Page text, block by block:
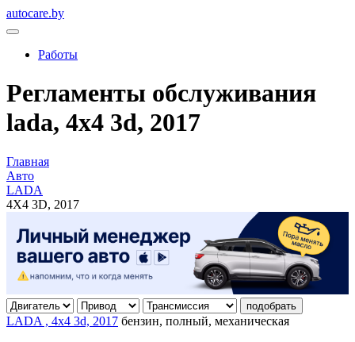
autocare.by
Работы
Регламенты обслуживания
lada, 4x4 3d, 2017
Главная
Авто
LADA
4X4 3D, 2017
подобрать
LADA , 4x4 3d, 2017 бензин, полный, механическая